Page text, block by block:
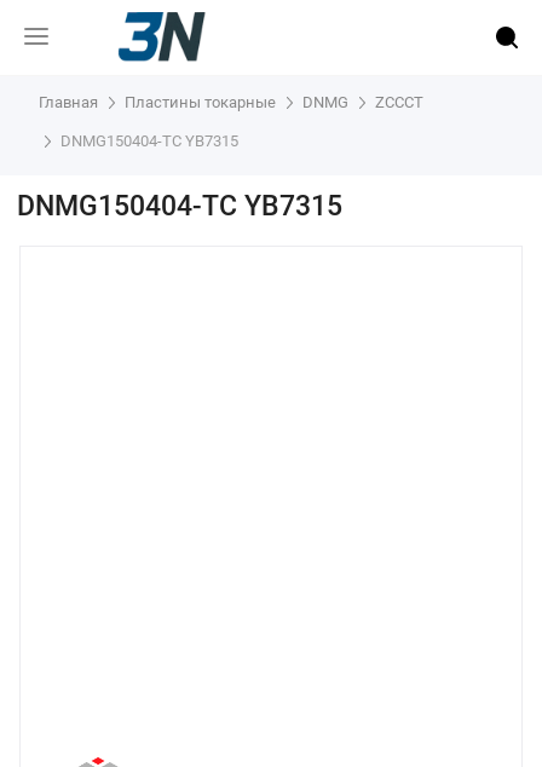
Главная Пластины токарные DNMG ZCCCT
DNMG150404-TC YB7315
DNMG150404-TC YB7315